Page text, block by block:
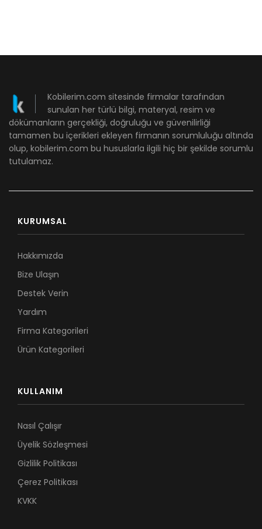
Kobilerim.com sitesinde firmalar tarafından
sunulan her türlü bilgi, materyal, resim ve
dökümanların gerçekliği, doğruluğu ve güvenilirliği
tamamen bu içerikleri ekleyen firmanın sorumluluğu altında
olup, kobilerim.com bu hususlarla ilgili hiç bir şekilde sorumlu
tutulamaz.
KURUMSAL
Hakkımızda
Bize Ulaşın
Destek Verin
Yardım
Firma Kategorileri
Ürün Kategorileri
KULLANIM
Nasıl Çalışır
Üyelik Sözleşmesi
Gizlilik Politikası
Çerez Politikası
KVKK